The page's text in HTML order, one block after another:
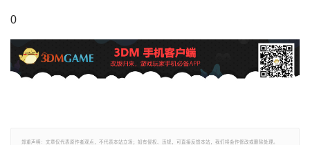
0
郑重声明：文章仅代表原作者观点，不代表本站立场；如有侵权、违规，可直接反馈本站，我们将会作修改或删除处理。